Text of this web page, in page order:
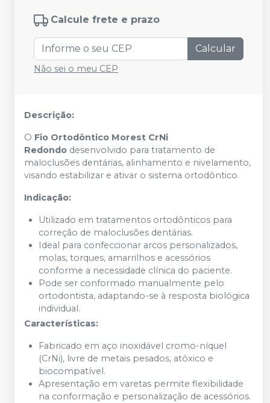
Calcule frete e prazo
Calcular
Não sei o meu CEP
Descrição:
O Fio Ortodôntico Morest CrNi
Redondo desenvolvido para tratamento de
maloclusões dentárias, alinhamento e nivelamento,
visando estabilizar e ativar o sistema ortodôntico.
Indicação:
Utilizado em tratamentos ortodônticos para
correção de maloclusões dentárias.
Ideal para confeccionar arcos personalizados,
molas, torques, amarrilhos e acessórios
conforme a necessidade clínica do paciente.
Pode ser conformado manualmente pelo
ortodontista, adaptando-se à resposta biológica
individual.
Características:
Fabricado em aço inoxidável cromo-níquel
(CrNi), livre de metais pesados, atóxico e
biocompatível.
Apresentação em varetas permite flexibilidade
na conformação e personalização de acessórios.